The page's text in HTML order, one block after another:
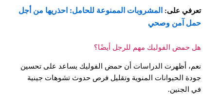
تعرفي على:
المشروبات الممنوعة للحامل: احذريها من أجل
حمل آمن وصحي
هل حمض الفوليك مهم للرجل أيضًا؟
نعم، أظهرت الدراسات أن حمض الفوليك يساعد على تحسين
جودة الحيوانات المنوية وتقليل فرص حدوث تشوهات جينية
في الجنين.